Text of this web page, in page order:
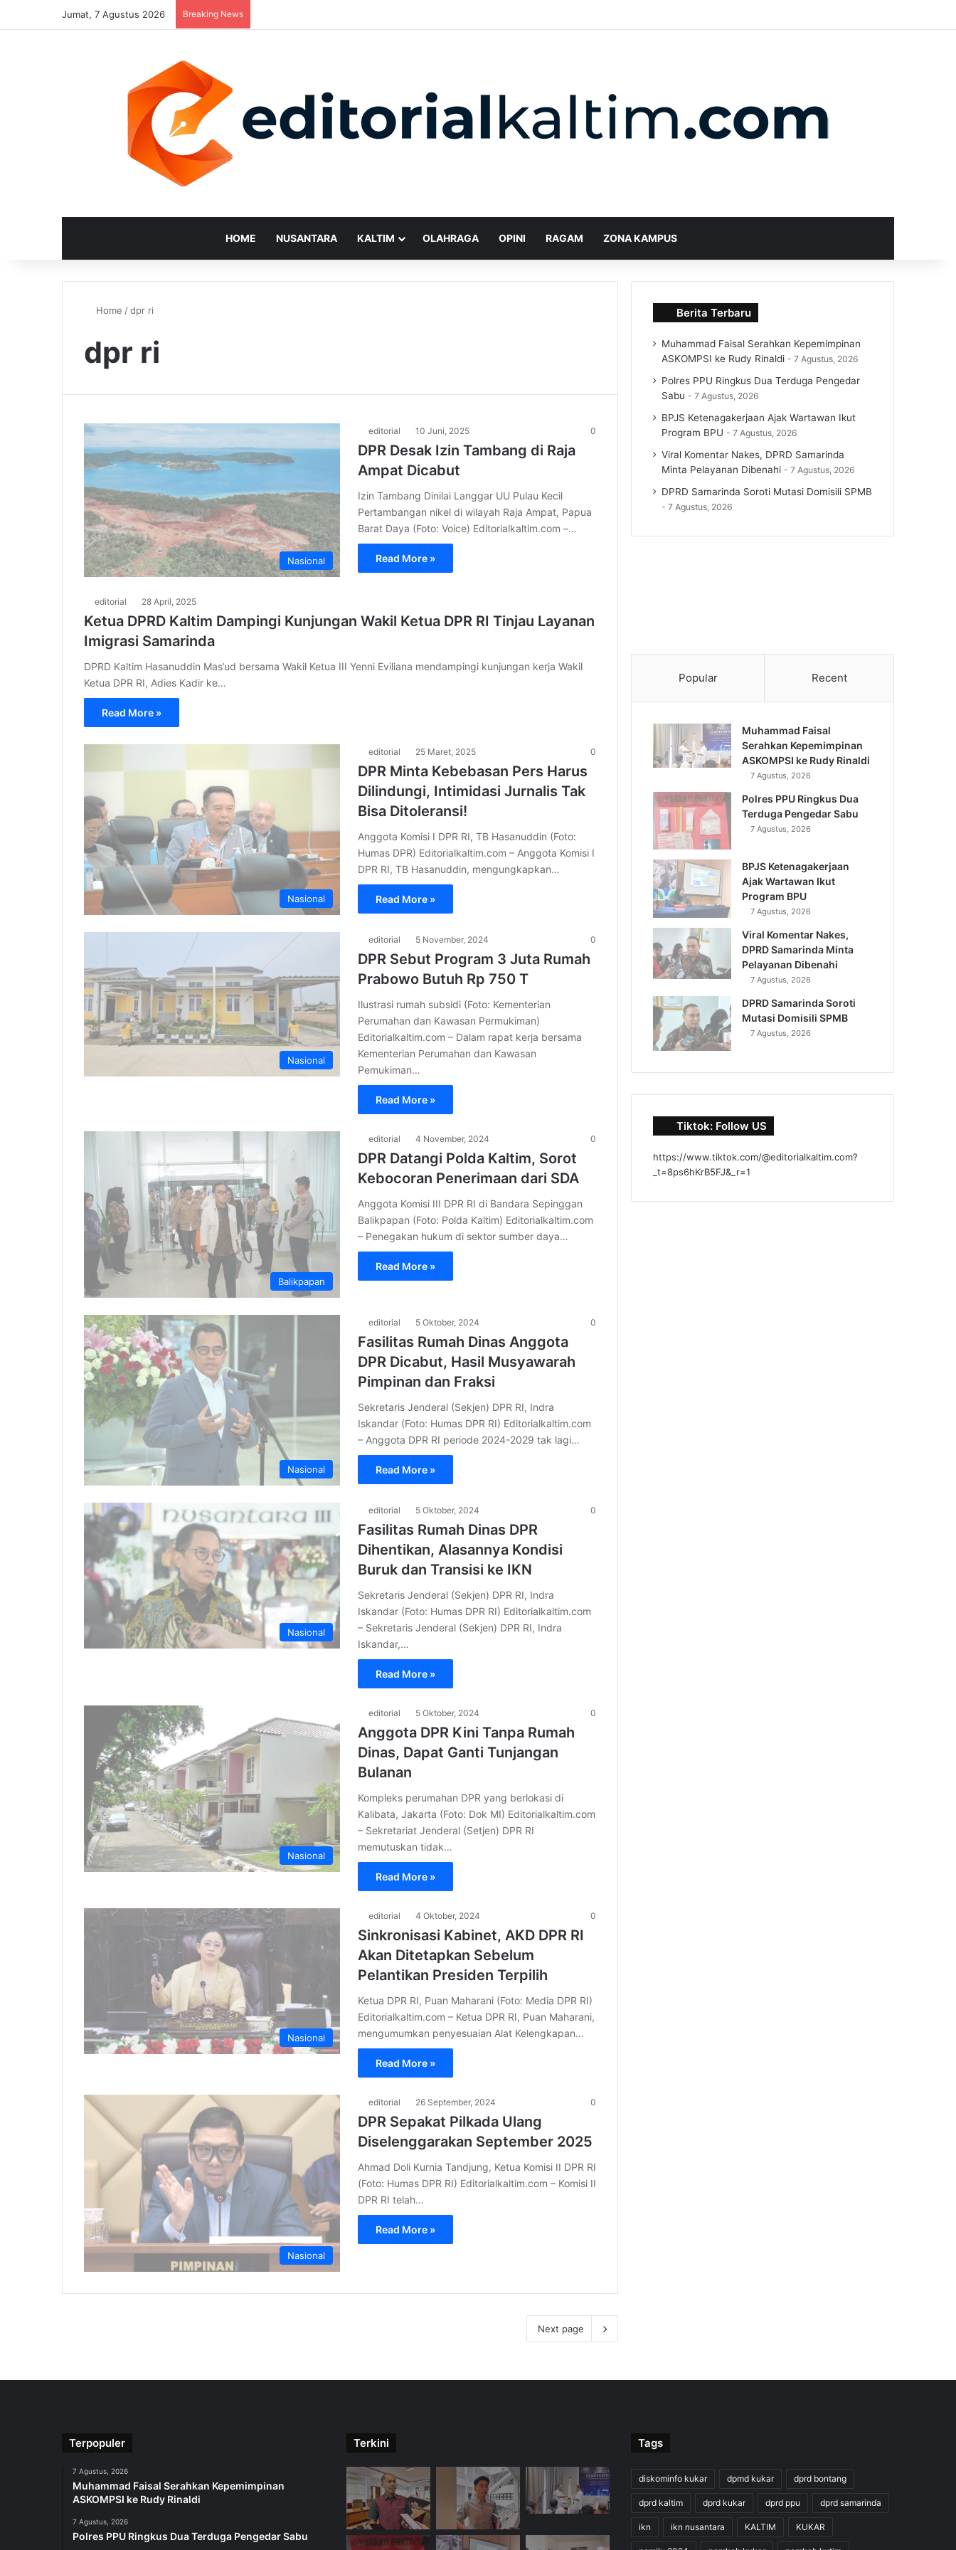
Jumat, 7 Agustus 2026 Breaking News
HOME NUSANTARA KALTIM OLAHRAGA OPINI RAGAM ZONA KAMPUS
Home /dpr ri
dpr ri
Nasional
editorial 10 Juni, 2025 0
DPR Desak Izin Tambang di Raja
Ampat Dicabut
Izin Tambang Dinilai Langgar UU Pulau Kecil
Pertambangan nikel di wilayah Raja Ampat, Papua
Barat Daya (Foto: Voice) Editorialkaltim.com –…
Read More »
editorial 28 April, 2025
Ketua DPRD Kaltim Dampingi Kunjungan Wakil Ketua DPR RI Tinjau Layanan
Imigrasi Samarinda
DPRD Kaltim Hasanuddin Mas’ud bersama Wakil Ketua III Yenni Eviliana mendampingi kunjungan kerja Wakil
Ketua DPR RI, Adies Kadir ke…
Read More »
Nasional
editorial 25 Maret, 2025 0
DPR Minta Kebebasan Pers Harus
Dilindungi, Intimidasi Jurnalis Tak
Bisa Ditoleransi!
Anggota Komisi I DPR RI, TB Hasanuddin (Foto:
Humas DPR) Editorialkaltim.com – Anggota Komisi I
DPR RI, TB Hasanuddin, mengungkapkan…
Read More »
Nasional
editorial 5 November, 2024 0
DPR Sebut Program 3 Juta Rumah
Prabowo Butuh Rp 750 T
Ilustrasi rumah subsidi (Foto: Kementerian
Perumahan dan Kawasan Permukiman)
Editorialkaltim.com – Dalam rapat kerja bersama
Kementerian Perumahan dan Kawasan
Pemukiman…
Read More »
Balikpapan
editorial 4 November, 2024 0
DPR Datangi Polda Kaltim, Sorot
Kebocoran Penerimaan dari SDA
Anggota Komisi III DPR RI di Bandara Sepinggan
Balikpapan (Foto: Polda Kaltim) Editorialkaltim.com
– Penegakan hukum di sektor sumber daya…
Read More »
Nasional
editorial 5 Oktober, 2024 0
Fasilitas Rumah Dinas Anggota
DPR Dicabut, Hasil Musyawarah
Pimpinan dan Fraksi
Sekretaris Jenderal (Sekjen) DPR RI, Indra
Iskandar (Foto: Humas DPR RI) Editorialkaltim.com
– Anggota DPR RI periode 2024-2029 tak lagi…
Read More »
Nasional
editorial 5 Oktober, 2024 0
Fasilitas Rumah Dinas DPR
Dihentikan, Alasannya Kondisi
Buruk dan Transisi ke IKN
Sekretaris Jenderal (Sekjen) DPR RI, Indra
Iskandar (Foto: Humas DPR RI) Editorialkaltim.com
– Sekretaris Jenderal (Sekjen) DPR RI, Indra
Iskandar,…
Read More »
Nasional
editorial 5 Oktober, 2024 0
Anggota DPR Kini Tanpa Rumah
Dinas, Dapat Ganti Tunjangan
Bulanan
Kompleks perumahan DPR yang berlokasi di
Kalibata, Jakarta (Foto: Dok MI) Editorialkaltim.com
– Sekretariat Jenderal (Setjen) DPR RI
memutuskan tidak…
Read More »
Nasional
editorial 4 Oktober, 2024 0
Sinkronisasi Kabinet, AKD DPR RI
Akan Ditetapkan Sebelum
Pelantikan Presiden Terpilih
Ketua DPR RI, Puan Maharani (Foto: Media DPR RI)
Editorialkaltim.com – Ketua DPR RI, Puan Maharani,
mengumumkan penyesuaian Alat Kelengkapan…
Read More »
Nasional
editorial 26 September, 2024 0
DPR Sepakat Pilkada Ulang
Diselenggarakan September 2025
Ahmad Doli Kurnia Tandjung, Ketua Komisi II DPR RI
(Foto: Humas DPR RI) Editorialkaltim.com – Komisi II
DPR RI telah…
Read More »
Next page
Berita Terbaru
Muhammad Faisal Serahkan Kepemimpinan
ASKOMPSI ke Rudy Rinaldi
7 Agustus, 2026
Polres PPU Ringkus Dua Terduga Pengedar
Sabu
7 Agustus, 2026
BPJS Ketenagakerjaan Ajak Wartawan Ikut
Program BPU
7 Agustus, 2026
Viral Komentar Nakes, DPRD Samarinda
Minta Pelayanan Dibenahi
7 Agustus, 2026
DPRD Samarinda Soroti Mutasi Domisili SPMB
7 Agustus, 2026
Popular Recent
Muhammad Faisal
Serahkan Kepemimpinan
ASKOMPSI ke Rudy Rinaldi
7 Agustus, 2026
Polres PPU Ringkus Dua
Terduga Pengedar Sabu
7 Agustus, 2026
BPJS Ketenagakerjaan
Ajak Wartawan Ikut
Program BPU
7 Agustus, 2026
Viral Komentar Nakes,
DPRD Samarinda Minta
Pelayanan Dibenahi
7 Agustus, 2026
DPRD Samarinda Soroti
Mutasi Domisili SPMB
7 Agustus, 2026
Tiktok: Follow US
https://www.tiktok.com/@editorialkaltim.com?
_t=8ps6hKrB5FJ&_r=1
Terpopuler
7 Agustus, 2026
Muhammad Faisal Serahkan Kepemimpinan
ASKOMPSI ke Rudy Rinaldi
7 Agustus, 2026
Polres PPU Ringkus Dua Terduga Pengedar Sabu
Terkini Tags
diskominfo kukar dpmd kukar dprd bontang
dprd kaltim dprd kukar dprd ppu dprd samarinda
ikn ikn nusantara KALTIM KUKAR